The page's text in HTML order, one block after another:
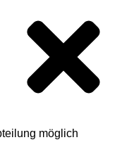
möglich